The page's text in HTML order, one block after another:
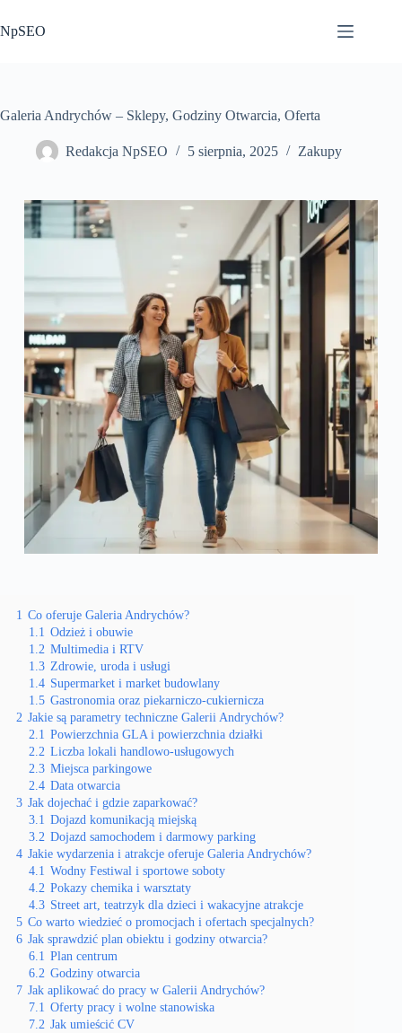
do
treści
NpSEO
Galeria Andrychów – Sklepy, Godziny Otwarcia, Oferta
Redakcja NpSEO 5 sierpnia, 2025 Zakupy
1 Co oferuje Galeria Andrychów?
1.1 Odzież i obuwie
1.2 Multimedia i RTV
1.3 Zdrowie, uroda i usługi
1.4 Supermarket i market budowlany
1.5 Gastronomia oraz piekarniczo-cukiernicza
2 Jakie są parametry techniczne Galerii Andrychów?
2.1 Powierzchnia GLA i powierzchnia działki
2.2 Liczba lokali handlowo-usługowych
2.3 Miejsca parkingowe
2.4 Data otwarcia
3 Jak dojechać i gdzie zaparkować?
3.1 Dojazd komunikacją miejską
3.2 Dojazd samochodem i darmowy parking
4 Jakie wydarzenia i atrakcje oferuje Galeria Andrychów?
4.1 Wodny Festiwal i sportowe soboty
4.2 Pokazy chemika i warsztaty
4.3 Street art, teatrzyk dla dzieci i wakacyjne atrakcje
5 Co warto wiedzieć o promocjach i ofertach specjalnych?
6 Jak sprawdzić plan obiektu i godziny otwarcia?
6.1 Plan centrum
6.2 Godziny otwarcia
7 Jak aplikować do pracy w Galerii Andrychów?
7.1 Oferty pracy i wolne stanowiska
7.2 Jak umieścić CV